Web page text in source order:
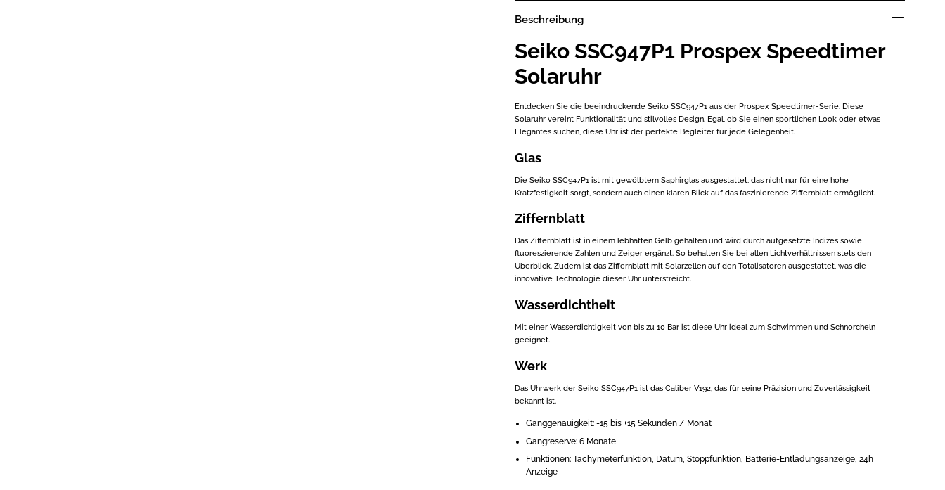
Beschreibung
Seiko SSC947P1 Prospex Speedtimer
Solaruhr
Entdecken Sie die beeindruckende Seiko SSC947P1 aus der Prospex Speedtimer-Serie. Diese
Solaruhr vereint Funktionalität und stilvolles Design. Egal, ob Sie einen sportlichen Look oder etwas
Elegantes suchen, diese Uhr ist der perfekte Begleiter für jede Gelegenheit.
Glas
Die Seiko SSC947P1 ist mit gewölbtem Saphirglas ausgestattet, das nicht nur für eine hohe
Kratzfestigkeit sorgt, sondern auch einen klaren Blick auf das faszinierende Ziffernblatt ermöglicht.
Ziffernblatt
Das Ziffernblatt ist in einem lebhaften Gelb gehalten und wird durch aufgesetzte Indizes sowie
fluoreszierende Zahlen und Zeiger ergänzt. So behalten Sie bei allen Lichtverhältnissen stets den
Überblick. Zudem ist das Ziffernblatt mit Solarzellen auf den Totalisatoren ausgestattet, was die
innovative Technologie dieser Uhr unterstreicht.
Wasserdichtheit
Mit einer Wasserdichtigkeit von bis zu 10 Bar ist diese Uhr ideal zum Schwimmen und Schnorcheln
geeignet.
Werk
Das Uhrwerk der Seiko SSC947P1 ist das Caliber V192, das für seine Präzision und Zuverlässigkeit
bekannt ist.
Ganggenauigkeit: -15 bis +15 Sekunden / Monat
Gangreserve: 6 Monate
Funktionen: Tachymeterfunktion, Datum, Stoppfunktion, Batterie-Entladungsanzeige, 24h
Anzeige